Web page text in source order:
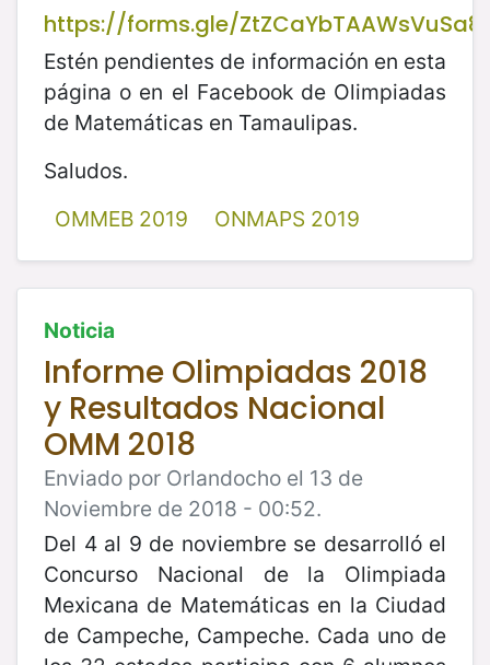
https://forms.gle/ZtZCaYbTAAWsVuSa8
Estén pendientes de información en esta
página o en el Facebook de Olimpiadas
de Matemáticas en Tamaulipas.
Saludos.
OMMEB 2019
ONMAPS 2019
Noticia
Informe Olimpiadas 2018
y Resultados Nacional
OMM 2018
Enviado por Orlandocho el 13 de
Noviembre de 2018 - 00:52.
Del 4 al 9 de noviembre se desarrolló el
Concurso Nacional de la Olimpiada
Mexicana de Matemáticas en la Ciudad
de Campeche, Campeche. Cada uno de